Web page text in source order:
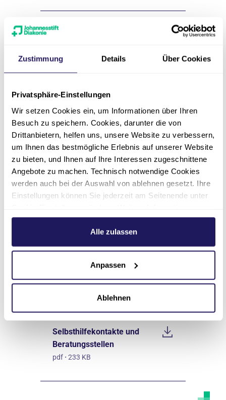
Zustimmung Details Über Cookies
Privatsphäre-Einstellungen
Wir setzen Cookies ein, um Informationen über Ihren
Besuch zu speichern. Cookies, darunter die von
Drittanbietern, helfen uns, unsere Website zu verbessern,
um Ihnen das bestmögliche Erlebnis auf unserer Website
zu bieten, und Ihnen auf Ihre Interessen zugeschnittene
Angebote zu machen. Technisch notwendige Cookies
werden auch bei der Auswahl von ablehnen gesetzt. Ihre
Einstellungen können Sie jederzeit am Seitenende unter
hierzu finden Sie in unsererDatenschutzerklärung.
Alle zulassen
Anpassen
Ablehnen
Nachbehandlung
Gesprächskreis für
Patient*innen mit Krebs
Für Sie zum
Download
Kooperationspartner*innen
Selbsthilfekontakte und
Beratungsstellen
pdf · 233 KB